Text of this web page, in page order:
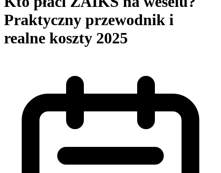
Praktyczny przewodnik i
realne koszty 2025